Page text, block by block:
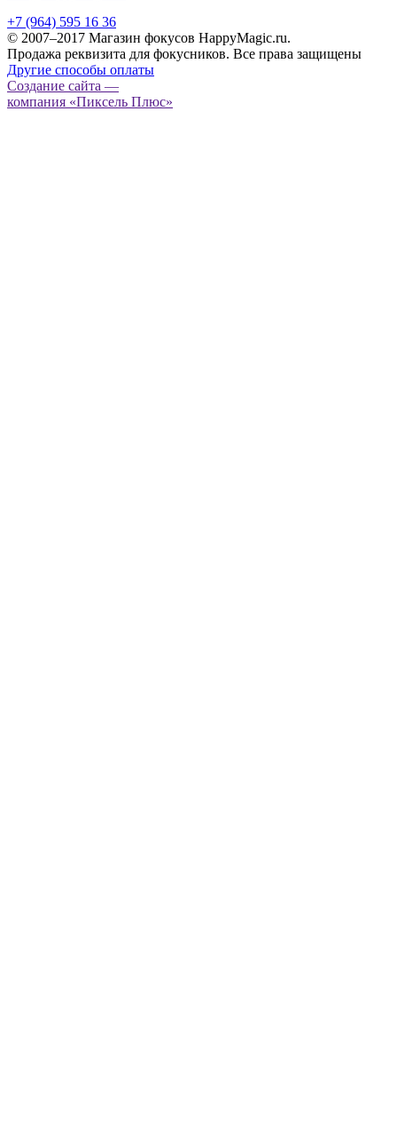
+7 (964) 595 16 36
© 2007–2017 Магазин фокусов HappyMagic.ru.
Продажа реквизита для фокусников. Все права защищены
Другие способы оплаты
Создание сайта —
компания «Пиксель Плюс»